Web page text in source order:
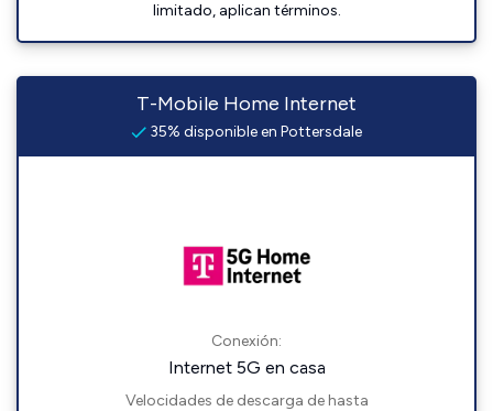
limitado, aplican términos.
T-Mobile Home Internet
35% disponible en Pottersdale
Conexión:
Internet 5G en casa
Velocidades de descarga de hasta